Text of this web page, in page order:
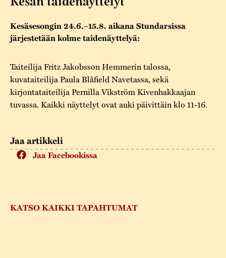
Saavutettavuus
Turvallisuus
Yhteystiedot
Rakennusperintö
Museopedagogiikka
Käsityö
YSTÄVÄT
Markkinat
Vuoden Gunnar
Jaa artikkeli
Jaa Facebookissa
KATSO KAIKKI TAPAHTUMAT
Kesäsesongin 24.6.–15.8. aikana Stundarsissa
järjestetään kolme taidenäyttelyä:
Taiteilija Fritz Jakobsson Hemmerin talossa,
kuvataiteilija Paula Blåfield Navetassa, sekä
kirjontataiteilija Pernilla Vikström Kivenhakkaajan
tuvassa. Kaikki näyttelyt ovat auki päivittäin klo 11-16.